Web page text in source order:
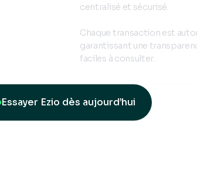
centralisé et sécurisé.
Chaque transaction est
garantissant une
faciles à consulter.
Essayer Ezio dès aujourd’hui